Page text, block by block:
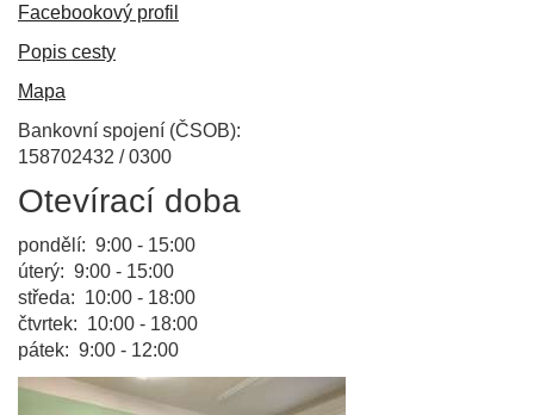
Facebookový profil
Popis cesty
Mapa
Bankovní spojení (ČSOB):
158702432 / 0300
Otevírací doba
pondělí: 9:00 - 15:00
úterý: 9:00 - 15:00
středa: 10:00 - 18:00
čtvrtek: 10:00 - 18:00
pátek: 9:00 - 12:00